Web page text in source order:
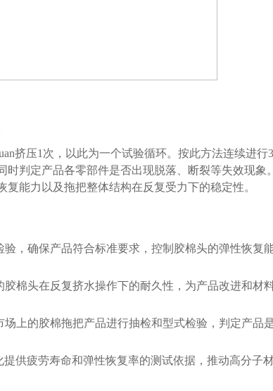
挤压1次，以此为一个试验循环。按此方法连续进行
判定产品各零部件是否出现脱落、断裂等失效现象
能力以及拖把整体结构在反复受力下的稳定性。
，确保产品符合标准要求，控制胶棉头的弹性恢复
棉头在反复挤水操作下的耐久性，为产品改进和材
上的胶棉拖把产品进行抽检和型式检验，判定产品
供疲劳寿命和弹性恢复率的测试依据，推动高分子